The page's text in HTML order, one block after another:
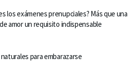
los exámenes prenupciales? Más que una
amor un requisito indispensable
para embarazarse